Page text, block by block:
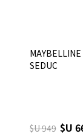
SEDUC
$U 949 $U